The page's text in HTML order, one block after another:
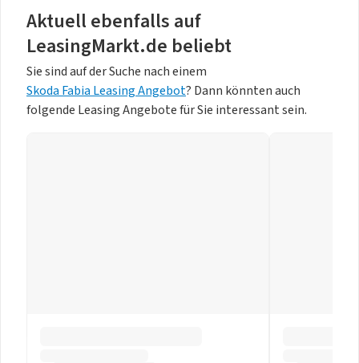
Aktuell ebenfalls auf
LeasingMarkt.de beliebt
Sie sind auf der Suche nach einem
Skoda Fabia Leasing Angebot? Dann könnten auch
folgende Leasing Angebote für Sie interessant sein.